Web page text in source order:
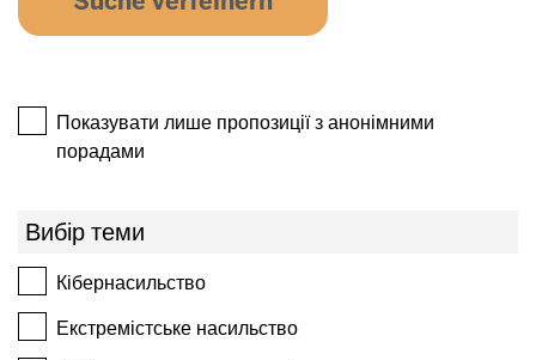
Показувати лише пропозиції з анонімними
порадами
Вибір теми
Кібернасильство
Екстремістське насильство